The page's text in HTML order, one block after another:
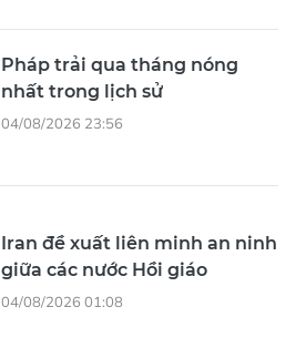
Pháp trải qua tháng nóng
nhất trong lịch sử
04/08/2026 23:56
Iran đề xuất liên minh an ninh
giữa các nước Hồi giáo
04/08/2026 01:08